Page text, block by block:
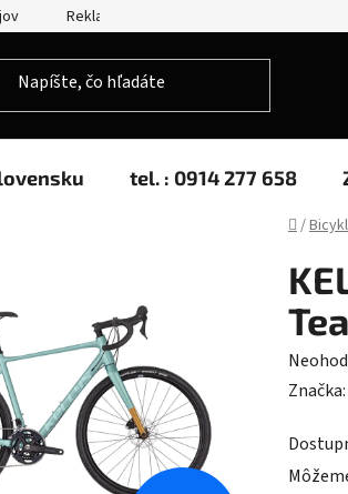
Reklamácie
tel. : 0914 277 658
Domov
/
je
0,0
Značka: